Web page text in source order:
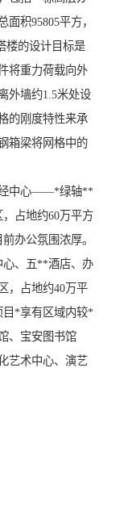
积95805平方，
楼的设计目标是
将重力荷载向外
外墙约1.5米处设
的刚度特性来承
箱梁将网格中的
经中心——*绿轴**
占地约60万平方
办公氛围浓厚。
心、五**酒店、办
，占地约40万平
目*享有区域内较*
、宝安图书馆
艺术中心、演艺